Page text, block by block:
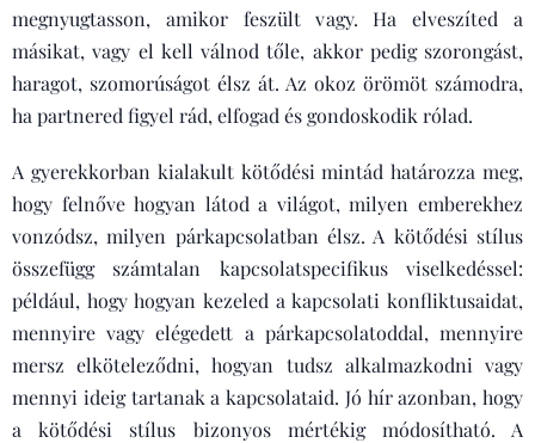
megnyugtasson, amikor feszült vagy. Ha elveszíted a
másikat, vagy el kell válnod tőle, akkor pedig szorongást,
haragot, szomorúságot élsz át. Az okoz örömöt számodra,
ha partnered figyel rád, elfogad és gondoskodik rólad.
A gyerekkorban kialakult kötődési mintád határozza meg,
hogy felnőve hogyan látod a világot, milyen emberekhez
vonzódsz, milyen párkapcsolatban élsz. A kötődési stílus
összefügg számtalan kapcsolatspecifikus viselkedéssel:
például, hogy hogyan kezeled a kapcsolati konfliktusaidat,
mennyire vagy elégedett a párkapcsolatoddal, mennyire
mersz elköteleződni, hogyan tudsz alkalmazkodni vagy
mennyi ideig tartanak a kapcsolataid. Jó hír azonban, hogy
a kötődési stílus bizonyos mértékig módosítható. A